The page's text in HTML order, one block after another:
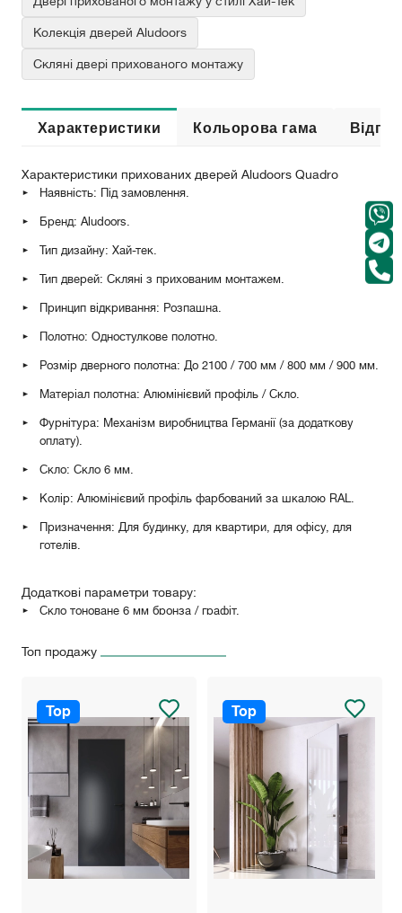
Колекція дверей Aludoors
Скляні двері прихованого монтажу
Характеристики Кольорова гама
Характеристики прихованих дверей Aludoors Quadro
Наявність: Під замовлення.
Бренд: Aludoors.
Тип дизайну: Хай-тек.
Тип дверей: Скляні з прихованим монтажем.
Принцип відкривання: Розпашна.
Полотно: Одностулкове полотно.
Розмір дверного полотна: До 2100 / 700 мм / 800 мм / 900 мм.
Матеріал полотна: Алюмінієвий профіль / Скло.
Фурнітура: Механізм виробництва Германії (за додаткову
оплату).
Скло: Скло 6 мм.
Колір: Алюмінієвий профіль фарбований за шкалою RAL.
Призначення: Для будинку, для квартири, для офісу, для
готелів.
Додаткові параметри товару:
Скло тоноване 6 мм бронза / графіт.
Нестандартні розміри.
Комплектація (фурнітура, петлі).
Особливості:
Двері оснащені прихованими петлями.
Мають середній рівень звукоізоляції.
Топ продажу
Top Top